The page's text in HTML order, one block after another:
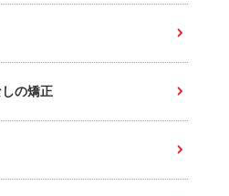
の矯正